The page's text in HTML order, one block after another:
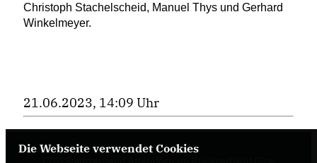
Christoph Stachelscheid, Manuel Thys und Gerhard
Winkelmeyer.
21.06.2023, 14:09 Uhr
Die Webseite verwendet Cookies